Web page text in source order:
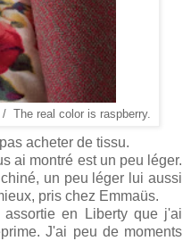
The real color is raspberry.
acheter de tissu.
ai montré est un peu léger.
un peu léger lui aussi
pris chez Emmaüs.
en Liberty que j'ai
J'ai peu de moments